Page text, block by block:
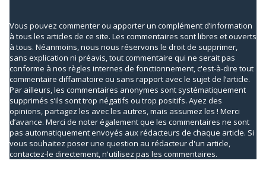
Vous pouvez commenter ou apporter un complément d’information
à tous les articles de ce site. Les commentaires sont libres et ouverts
à tous. Néanmoins, nous nous réservons le droit de supprimer,
sans explication ni préavis, tout commentaire qui ne serait pas
conforme à nos règles internes de fonctionnement, c'est-à-dire tout
commentaire diffamatoire ou sans rapport avec le sujet de l’article.
Par ailleurs, les commentaires anonymes sont systématiquement
supprimés s’ils sont trop négatifs ou trop positifs. Ayez des
opinions, partagez les avec les autres, mais assumez les ! Merci
d’avance. Merci de noter également que les commentaires ne sont
pas automatiquement envoyés aux rédacteurs de chaque article. Si
vous souhaitez poser une question au rédacteur d'un article,
contactez-le directement, n'utilisez pas les commentaires.